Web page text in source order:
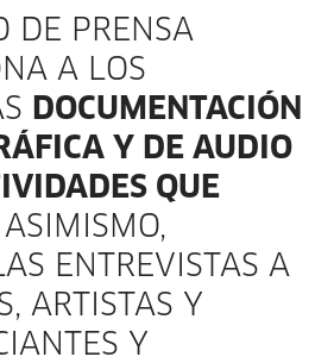
DE PRENSA
A LOS
DOCUMENTACIÓN
Y DE AUDIO
QUE
ASIMISMO,
ENTREVISTAS A
ARTISTAS Y
Y